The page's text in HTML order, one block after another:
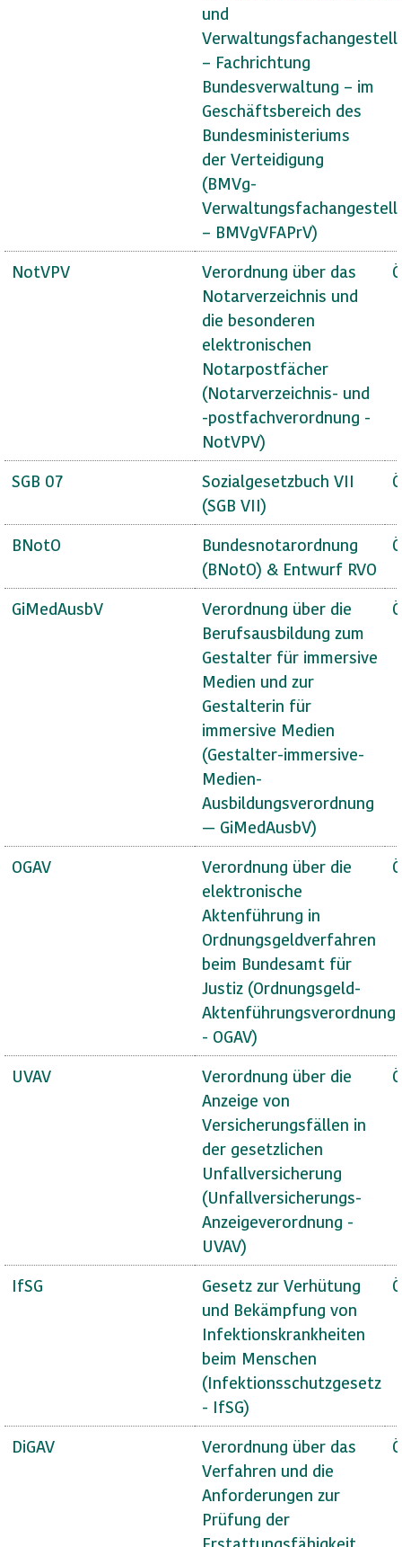
und
– Fachrichtung
Bundesverwaltung – im
Geschäftsbereich des
Bundesministeriums
der Verteidigung
(BMVg-
– BMVgVFAPrV)
NotVPV
Verordnung über das
Notarverzeichnis und
die besonderen
elektronischen
Notarpostfächer
(Notarverzeichnis- und
-postfachverordnung -
NotVPV)
SGB 07
Sozialgesetzbuch VII
(SGB VII)
BNotO
Bundesnotarordnung
(BNotO) & Entwurf RVO
GiMedAusbV
Verordnung über die
Berufsausbildung zum
Gestalter für immersive
Medien und zur
Gestalterin für
immersive Medien
(Gestalter-immersive-
Medien-
Ausbildungsverordnung
— GiMedAusbV)
OGAV
Verordnung über die
elektronische
Aktenführung in
Ordnungsgeldverfahren
beim Bundesamt für
Justiz (Ordnungsgeld-
Aktenführungsverordnung
- OGAV)
UVAV
Verordnung über die
Anzeige von
Versicherungsfällen in
der gesetzlichen
Unfallversicherung
(Unfallversicherungs-
Anzeigeverordnung -
UVAV)
IfSG
Gesetz zur Verhütung
und Bekämpfung von
Infektionskrankheiten
beim Menschen
(Infektionsschutzgesetz
- IfSG)
DiGAV
Verordnung über das
Verfahren und die
Anforderungen zur
Prüfung der